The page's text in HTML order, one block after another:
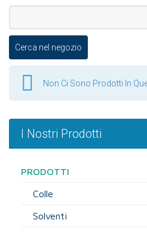
Non Ci Sono Prodotti In
I Nostri Prodotti
PRODOTTI
Colle
Solventi